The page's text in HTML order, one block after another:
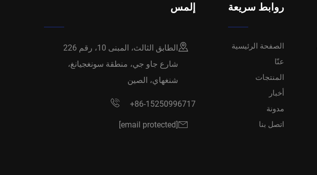
روابط سريعة
الصفحة الرئيسية
عنّا
المنتجات
أخبار
مدونة
اتصل بنا
إلمس
الطابق الثالث، المبنى 10، رقم 226
شارع جاو جي، منطقة سونغجيانغ،
شنغهاي، الصين
+86-15250996717
[email protected]